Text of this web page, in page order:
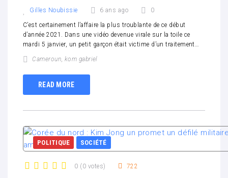
Gilles Noubissie 6 ans ago 0
C’est certainement l’affaire la plus troublante de ce début
d’année 2021. Dans une vidéo devenue virale sur la toile ce
mardi 5 janvier, un petit garçon était victime d’un traitement…
Cameroun, kom gabriel
READ MORE
POLITIQUE SOCIÉTÉ
0 ( 0 votes) 722